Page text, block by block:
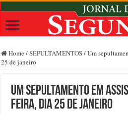
Home /SEPULTAMENTOS/Um
25 de janeiro
Um sepultamento em
feira, dia 25 de janeiro